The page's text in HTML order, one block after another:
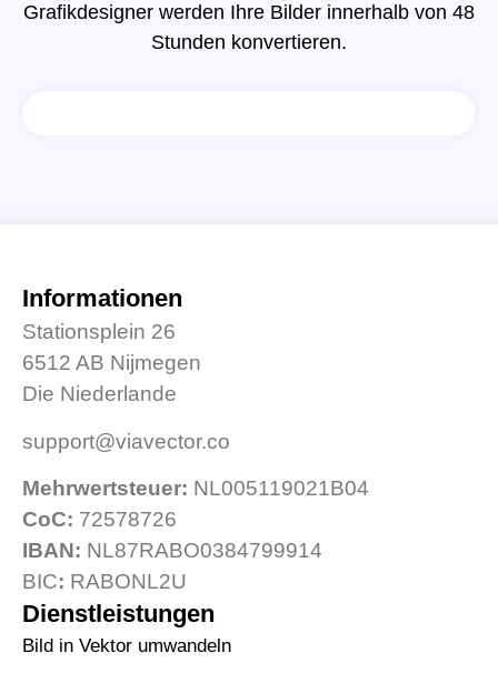
Grafikdesigner werden Ihre Bilder innerhalb von 48
Stunden konvertieren.
Dienstleistungen
Bild in Vektor umwandeln
Informationen
Stationsplein 26
6512 AB Nijmegen
Die Niederlande
support@viavector.co
Mehrwertsteuer: NL005119021B04
CoC: 72578726
IBAN: NL87RABO0384799914
BIC: RABONL2U